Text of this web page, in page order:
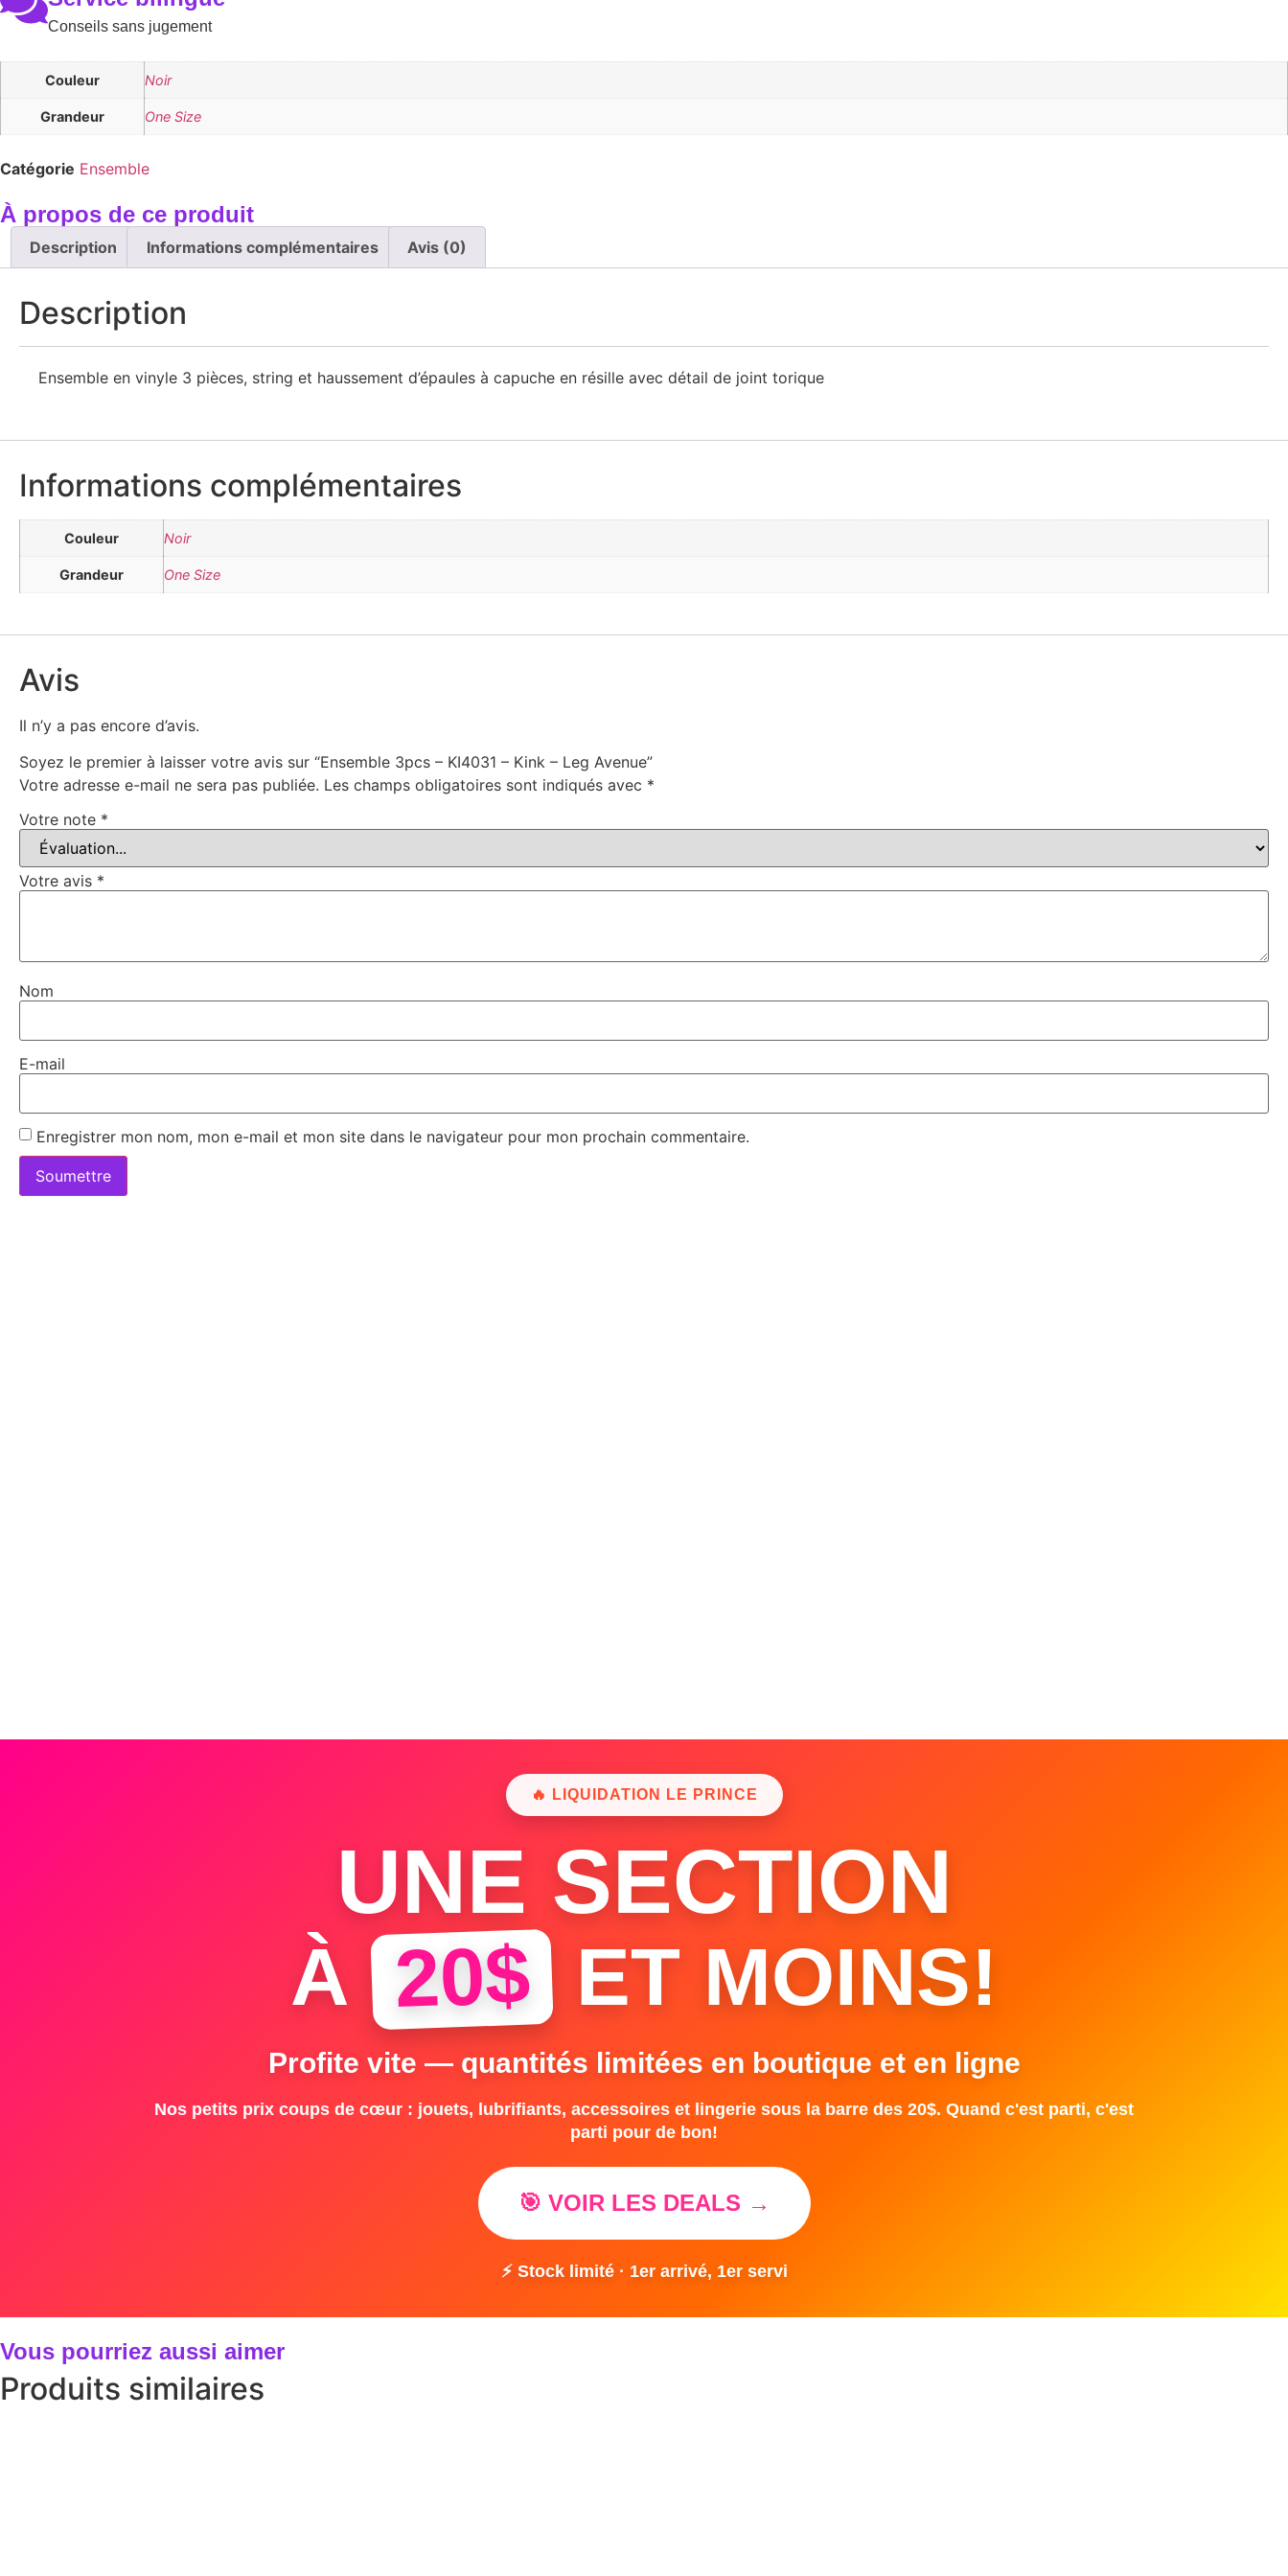
Conseils sans jugement
Couleur Noir
Grandeur One Size
Catégorie Ensemble
À propos de ce produit
Description Informations complémentaires Avis (0)
Description
Ensemble en vinyle 3 pièces, string et haussement d’épaules à capuche en résille avec détail de joint torique
Informations complémentaires
Couleur Noir
Grandeur One Size
Avis
Il n’y a pas encore d’avis.
Soyez le premier à laisser votre avis sur “Ensemble 3pcs – KI4031 – Kink – Leg Avenue”
Votre adresse e-mail ne sera pas publiée. Les champs obligatoires sont indiqués avec *
Votre note *
Votre avis *
Nom
E-mail
Enregistrer mon nom, mon e-mail et mon site dans le navigateur pour mon prochain commentaire.
🔥 LIQUIDATION LE PRINCE
UNE SECTION
À 20$ ET MOINS!
Profite vite — quantités limitées en boutique et en ligne
Nos petits prix coups de cœur : jouets, lubrifiants, accessoires et lingerie sous la barre des 20$. Quand c'est parti, c'est
parti pour de bon!
🎯 VOIR LES DEALS →
⚡ Stock limité · 1er arrivé, 1er servi
Vous pourriez aussi aimer
Produits similaires